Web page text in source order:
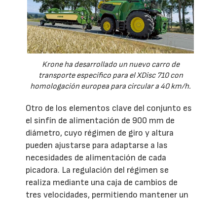
Krone ha desarrollado un nuevo carro de
transporte específico para el XDisc 710 con
homologación europea para circular a 40 km/h.
Otro de los elementos clave del conjunto es
el sinfín de alimentación de 900 mm de
diámetro, cuyo régimen de giro y altura
pueden ajustarse para adaptarse a las
necesidades de alimentación de cada
picadora. La regulación del régimen se
realiza mediante una caja de cambios de
tres velocidades, permitiendo mantener un